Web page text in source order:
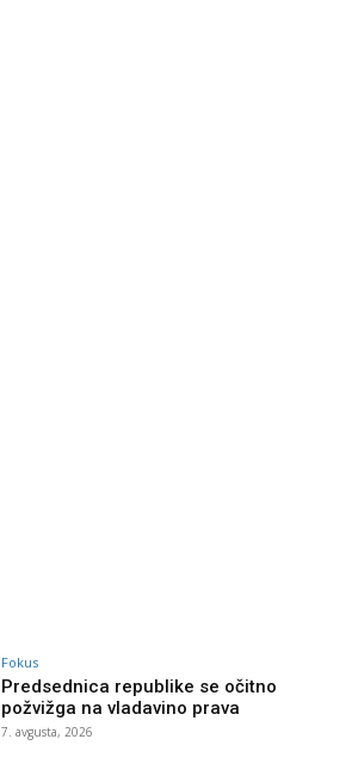
Fokus
Predsednica republike se očitno
požvižga na vladavino prava
7. avgusta, 2026